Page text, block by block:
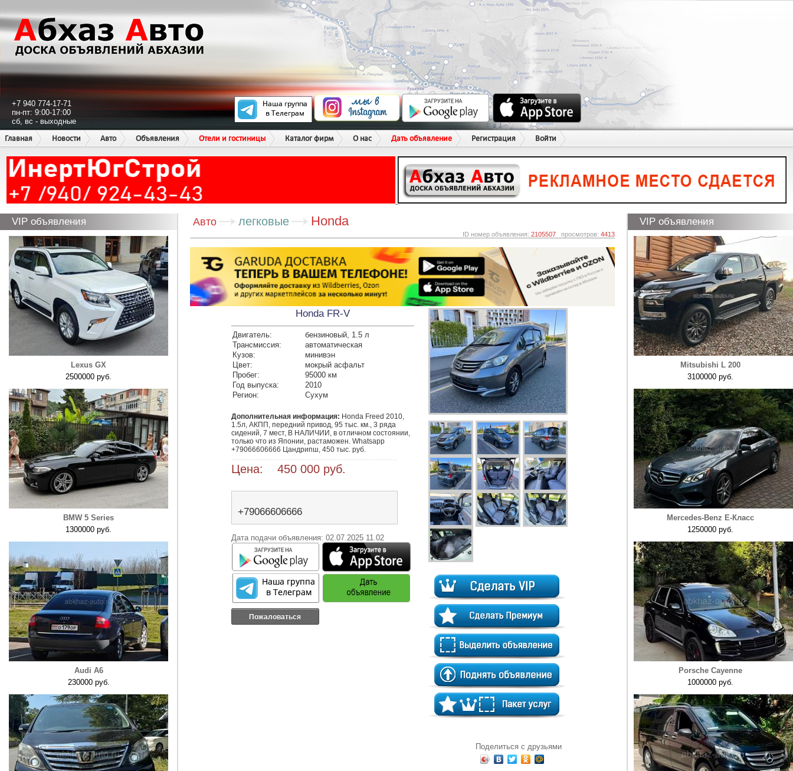
+7 940 774-17-71
пн-пт: 9:00-17:00
сб, вс - выходные
Главная
Новости Авто Объявления Отели и гостиницы Каталог фирм О нас Дать объявление Регистрация Войти
VIP объявления
Lexus GX
2500000 руб.
BMW 5 Series
1300000 руб.
Audi A6
230000 руб.
Авто легковые Honda
ID номер объявления: 2105507 просмотров: 4413
Honda FR-V
Двигатель:
бензиновый, 1.5 л
Трансмиссия:
автоматическая
Кузов:
минивэн
Цвет:
мокрый асфальт
Пробег:
95000 км
Год выпуска:
2010
Регион:
Сухум
Дополнительная информация: Honda Freed 2010,
1.5л, АКПП, передний привод, 95 тыс. км., 3 ряда
сидений, 7 мест, В НАЛИЧИИ, в отличном состоянии,
только что из Японии, растаможен. Whatsapp
+79066606666 Цандрипш, 450 тыс. руб.
Цена: 450 000 руб.
+79066606666
Дата подачи объявления: 02.07.2025 11.02
Пожаловаться
Поделиться с друзьями
VIP объявления
Mitsubishi L 200
3100000 руб.
Mercedes-Benz E-Класс
1250000 руб.
Porsche Cayenne
1000000 руб.